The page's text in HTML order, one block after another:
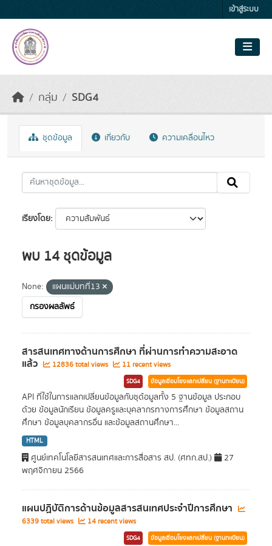
เข้าสู่ระบบ
กลุ่ม SDG4
ชุดข้อมูล เกี่ยวกับ ความเคลื่อนไหว
เรียงโดย
พบ 14 ชุดข้อมูล
None:
แผนแม่บทที่13
กรองผลลัพธ์
สารสนเทศทางด้านการศึกษา ที่ผ่านการทำความสะอาด
แล้ว 12836 total views 11 recent views
SDG4 ข้อมูลเชื่อมโยงแลกเปลี่ยน (ฐานทะเบียน)
API ที่ใช้ในการแลกเปลี่ยนข้อมูลกับชุด้อมูลทั้ง 5 ฐานข้อมูล ประกอบ
ด้วย ข้อมูลนักเรียน ข้อมูลครูและบุคลากรทางการศึกษา ข้อมูลสถาน
ศึกษา ข้อมูลบุคลากรอื่น และข้อมูลสถานศึกษา...
HTML
ศูนย์เทคโนโลยีสารสนเทศและการสื่อสาร สป. (ศทก.สป.)
27
พฤศจิกายน 2566
แผนปฏิบัติการด้านข้อมูลสารสนเทศประจำปีการศึกษา
6339 total views 14 recent views
SDG4 ข้อมูลเชื่อมโยงแลกเปลี่ยน (ฐานทะเบียน)